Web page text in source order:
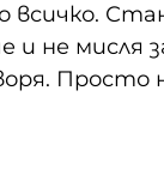
всичко.
и не мисля
Просто